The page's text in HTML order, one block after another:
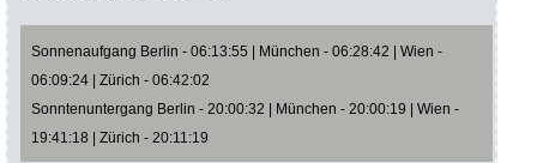
Sonnenaufgang Berlin - 06:13:55 | München - 06:28:42 | Wien -
06:09:24 | Zürich - 06:42:02
Sonntenuntergang Berlin - 20:00:32 | München - 20:00:19 | Wien -
19:41:18 | Zürich - 20:11:19